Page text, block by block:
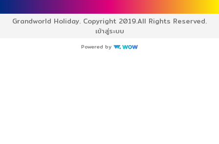
Grandworld Holiday. Copyright 2019.All Rights Reserved.
เข้าสู่ระบบ
Powered by